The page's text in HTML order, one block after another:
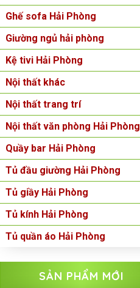
Ghế sofa Hải Phòng
Giường ngủ hải phòng
Kệ tivi Hải Phòng
Nội thất khác
Nội thất trang trí
Nội thất văn phòng Hải Phòng
Quầy bar Hải Phòng
Tủ đầu giường Hải Phòng
Tủ giầy Hải Phòng
Tủ kính Hải Phòng
Tủ quần áo Hải Phòng
SẢN PHẨM MỚI